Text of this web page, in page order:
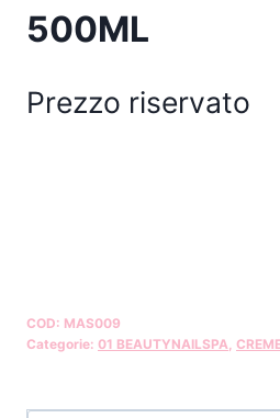
500ML
Prezzo riservato
COD: MAS009
Categorie: 01 BEAUTYNAILSPA